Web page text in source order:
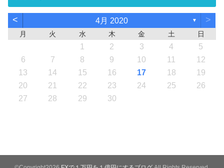
< 4月 2020 ▼ >
月 火 水 木 金 土 日
1 2 3 4
5
6
7 8 9 10 11
12
13
14 15 16 17 18
19
20
21 22 23 24 25
26
27
28 29 30